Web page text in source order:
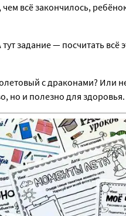
всё закончилось,
задание — посчитать всё
с драконами? Или
но и полезно для здоровья.